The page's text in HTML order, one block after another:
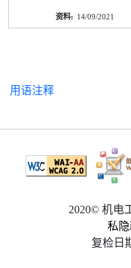
14/09/2021
用语注释
2020© 机电
私
复检日